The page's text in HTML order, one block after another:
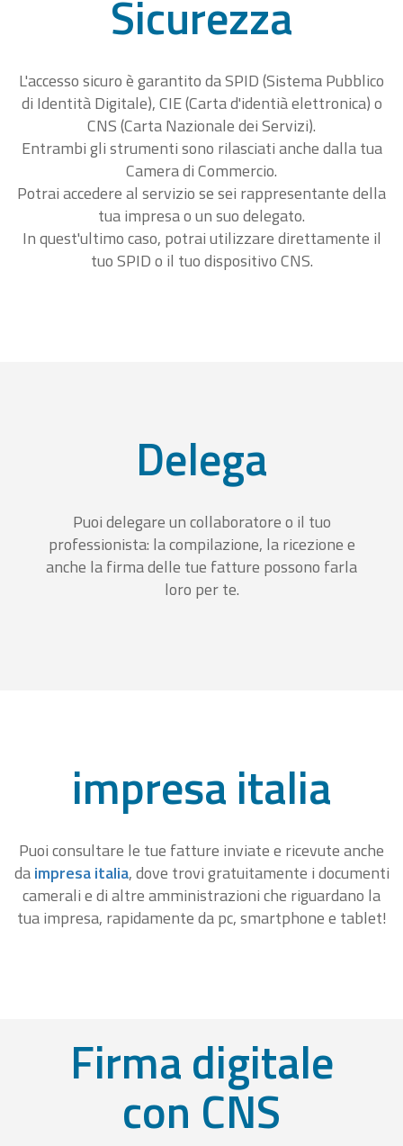
Sicurezza
L'accesso sicuro è garantito da SPID (Sistema Pubblico
di Identità Digitale), CIE (Carta d'identià elettronica) o
CNS (Carta Nazionale dei Servizi).
Entrambi gli strumenti sono rilasciati anche dalla tua
Camera di Commercio.
Potrai accedere al servizio se sei rappresentante della
tua impresa o un suo delegato.
In quest'ultimo caso, potrai utilizzare direttamente il
tuo SPID o il tuo dispositivo CNS.
Delega
Puoi delegare un collaboratore o il tuo
professionista: la compilazione, la ricezione e
anche la firma delle tue fatture possono farla
loro per te.
impresa italia
Puoi consultare le tue fatture inviate e ricevute anche
daimpresa italia, dove trovi gratuitamente i documenti
camerali e di altre amministrazioni che riguardano la
tua impresa, rapidamente da pc, smartphone e tablet!
Firma digitale
con CNS